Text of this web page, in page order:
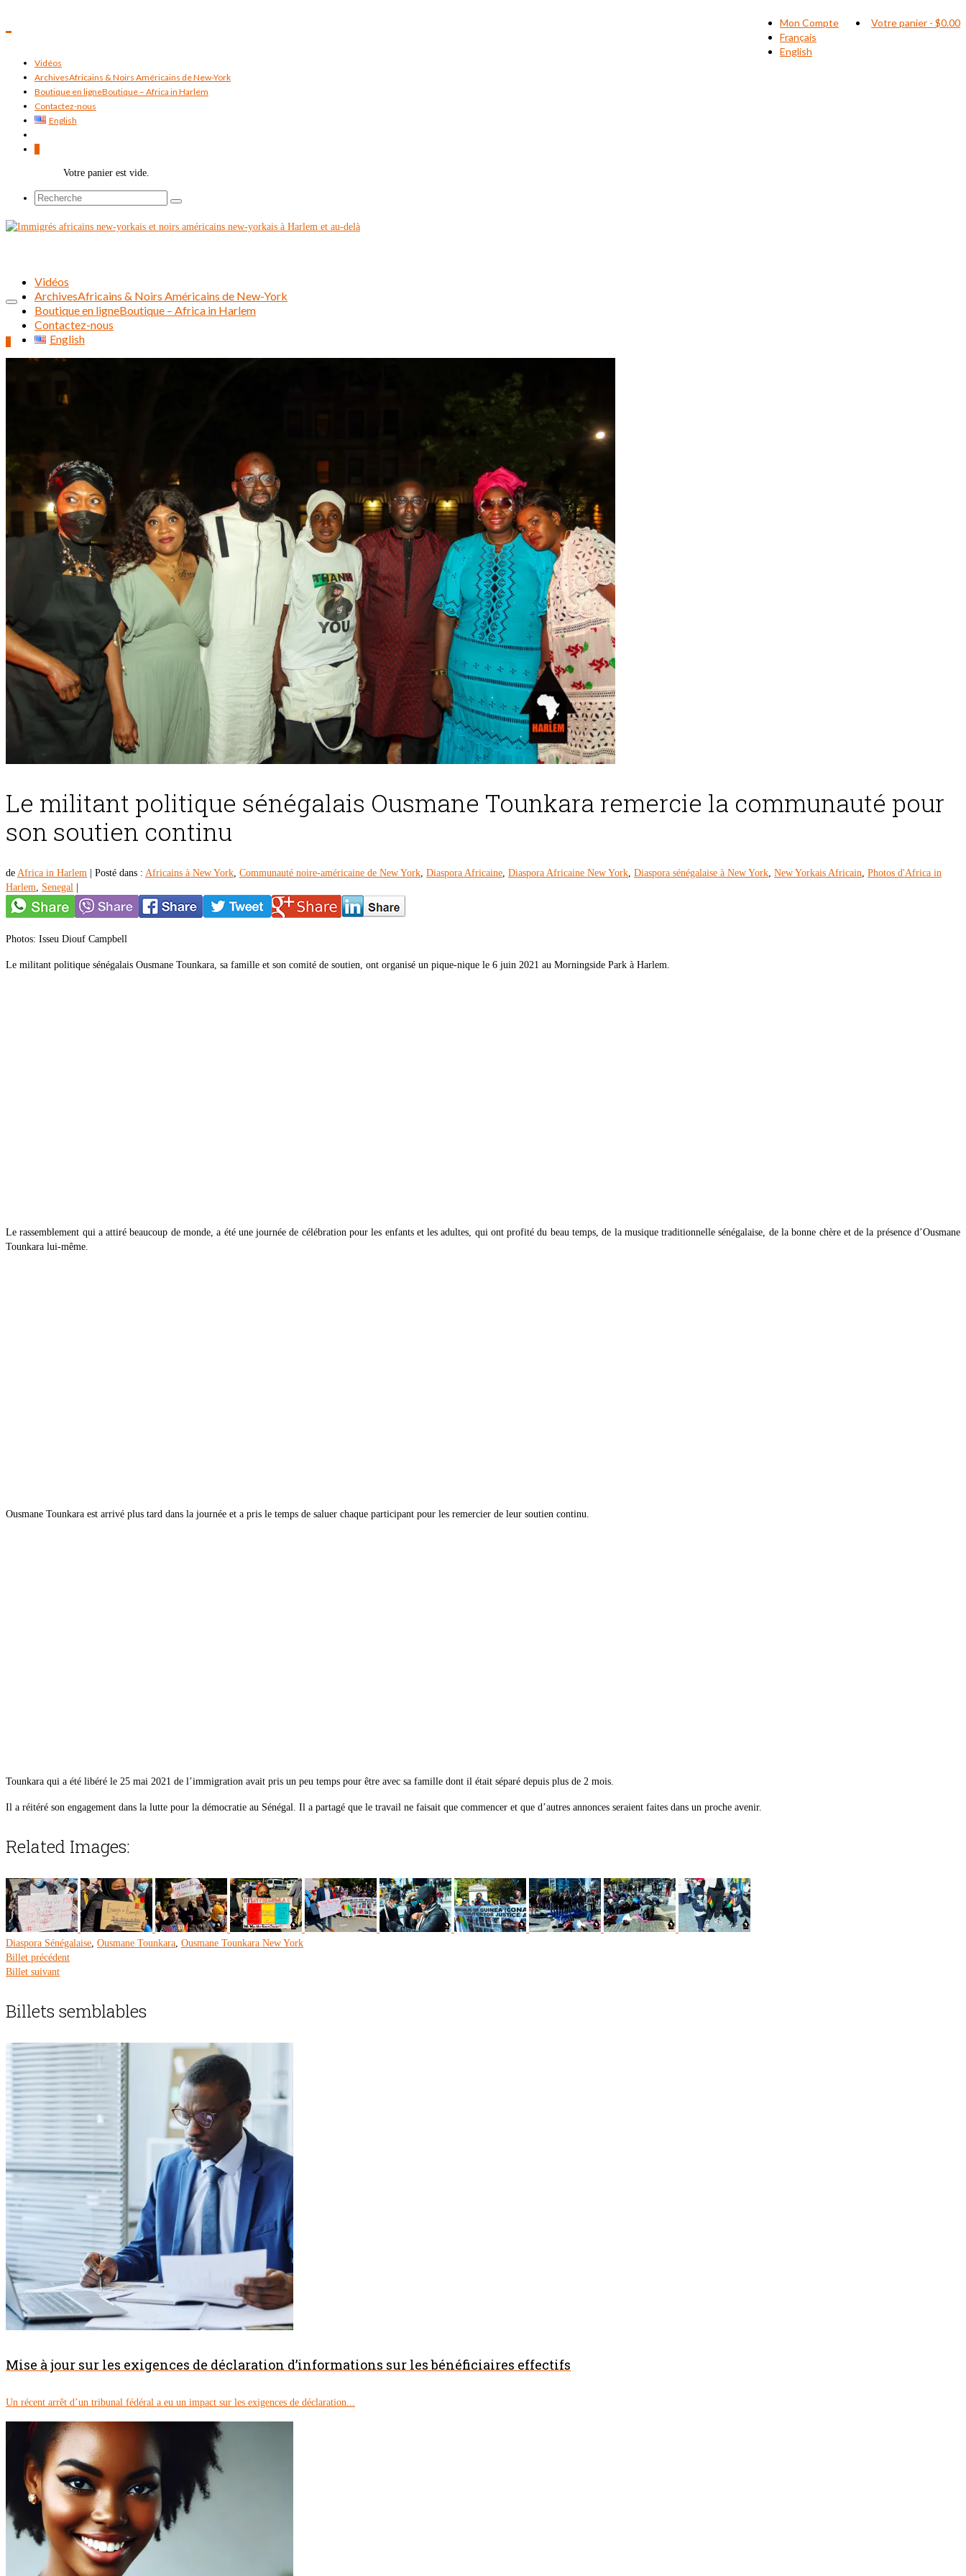
Mon Compte
Français
English
Votre panier - $0.00
Vidéos
ArchivesAfricains & Noirs Américains de New-York
Boutique en ligneBoutique – Africa in Harlem
Contactez-nous
English
Votre panier est vide.
Rechercher :
Vidéos
ArchivesAfricains & Noirs Américains de New-York
Boutique en ligneBoutique – Africa in Harlem
Contactez-nous
English
Le militant politique sénégalais Ousmane Tounkara remercie la communauté pour
son soutien continu
de Africa in Harlem Posté dans : Africains à New York, Communauté noire-américaine de New York, Diaspora Africaine, Diaspora Africaine New York, Diaspora sénégalaise à New York, New Yorkais Africain, Photos d'Africa in
Harlem, Senegal
Photos: Isseu Diouf Campbell
Le militant politique sénégalais Ousmane Tounkara, sa famille et son comité de soutien, ont organisé un pique-nique le 6 juin 2021 au Morningside Park à Harlem.
Le rassemblement qui a attiré beaucoup de monde, a été une journée de célébration pour les enfants et les adultes, qui ont profité du beau temps, de la musique traditionnelle sénégalaise, de la bonne chère et de la présence d’Ousmane
Tounkara lui-même.
Ousmane Tounkara est arrivé plus tard dans la journée et a pris le temps de saluer chaque participant pour les remercier de leur soutien continu.
Tounkara qui a été libéré le 25 mai 2021 de l’immigration avait pris un peu temps pour être avec sa famille dont il était séparé depuis plus de 2 mois.
Il a réitéré son engagement dans la lutte pour la démocratie au Sénégal. Il a partagé que le travail ne faisait que commencer et que d’autres annonces seraient faites dans un proche avenir.
Related Images:
Diaspora Sénégalaise, Ousmane Tounkara, Ousmane Tounkara New York
Billet précédent
Billet suivant
Billets semblables
Mise à jour sur les exigences de déclaration d’informations sur les bénéficiaires effectifs
Un récent arrêt d’un tribunal fédéral a eu un impact sur les exigences de déclaration...